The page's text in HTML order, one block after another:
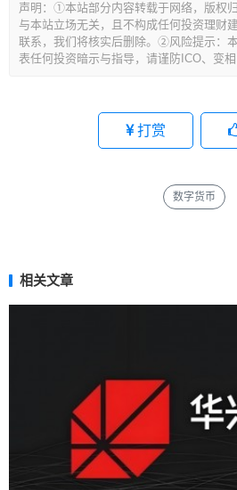
章
导
航
声明：①本站部分内容转载于网络，版权
与本站立场无关，且不构成任何投资理财
联系，我们将核实后删除。②风险提示：
表任何投资暗示与指导，请谨防ICO、变相
打赏
数字货币
相关文章